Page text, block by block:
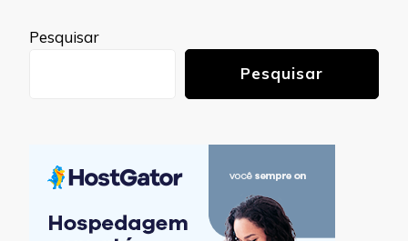
Pesquisar
Pesquisar